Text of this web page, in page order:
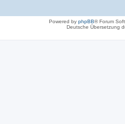
Powered by phpBB® Forum
Deutsche Übersetzung